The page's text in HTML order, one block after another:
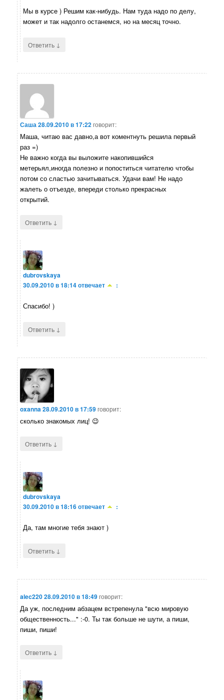
Мы в курсе ) Решим как-нибудь. Нам туда надо по делу,
может и так надолго останемся, но на месяц точно.
Ответить ↓
Саша28.09.2010 в 17:22говорит:
Маша, читаю вас давно,а вот коментнуть решила первый
раз =)
Не важно когда вы выложите накопившийся
метерьял,иногда полезно и попоститься читателю чтобы
потом со сластью зачитываться. Удачи вам! Не надо
жалеть о отъезде, впереди столько прекрасных
открытий.
Ответить ↓
dubrovskaya
30.09.2010 в 18:14отвечает :
Спасибо! )
Ответить ↓
oxanna28.09.2010 в 17:59говорит:
сколько знакомых лиц! 😉
Ответить ↓
dubrovskaya
30.09.2010 в 18:16отвечает :
Да, там многие тебя знают )
Ответить ↓
alec22028.09.2010 в 18:49говорит:
Да уж, последним абзацем встрепенула "всю мировую
общественность..." :-0. Ты так больше не шути, а пиши,
пиши, пиши!
Ответить ↓